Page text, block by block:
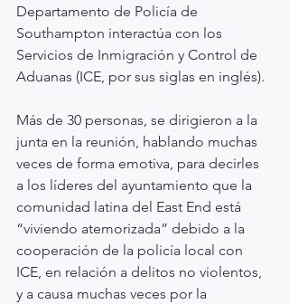
Departamento de Policía de
Southampton interactúa con los
Servicios de Inmigración y Control de
Aduanas (ICE, por sus siglas en inglés).
Más de 30 personas, se dirigieron a la
junta en la reunión, hablando muchas
veces de forma emotiva, para decirles
a los líderes del ayuntamiento que la
comunidad latina del East End está
“viviendo atemorizada” debido a la
cooperación de la policía local con
ICE, en relación a delitos no violentos,
y a causa muchas veces por la